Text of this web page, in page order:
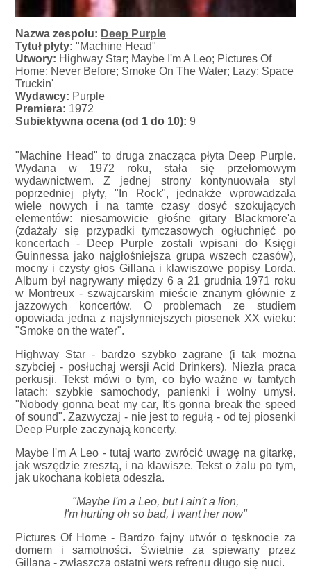
Nazwa zespołu: Deep Purple
Tytuł płyty: "Machine Head"
Utwory: Highway Star; Maybe I'm A Leo; Pictures Of
Home; Never Before; Smoke On The Water; Lazy; Space
Truckin'
Wydawcy: Purple
Premiera: 1972
Subiektywna ocena (od 1 do 10): 9
"Machine Head" to druga znacząca płyta Deep Purple.
Wydana w 1972 roku, stała się przełomowym
wydawnictwem. Z jednej strony kontynuowała styl
poprzedniej płyty, "In Rock", jednakże wprowadzała
wiele nowych i na tamte czasy dosyć szokujących
elementów: niesamowicie głośne gitary Blackmore'a
(zdażały się przypadki tymczasowych ogłuchnięć po
koncertach - Deep Purple zostali wpisani do Księgi
Guinnessa jako najgłośniejsza grupa wszech czasów),
mocny i czysty głos Gillana i klawiszowe popisy Lorda.
Album był nagrywany między 6 a 21 grudnia 1971 roku
w Montreux - szwajcarskim mieście znanym głównie z
jazzowych koncertów. O problemach ze studiem
opowiada jedna z najsłynniejszych piosenek XX wieku:
"Smoke on the water".
Highway Star - bardzo szybko zagrane (i tak można
szybciej - posłuchaj wersji Acid Drinkers). Niezła praca
perkusji. Tekst mówi o tym, co było ważne w tamtych
latach: szybkie samochody, panienki i wolny umysł.
"Nobody gonna beat my car, It's gonna break the speed
of sound". Zazwyczaj - nie jest to regułą - od tej piosenki
Deep Purple zaczynają koncerty.
Maybe I'm A Leo - tutaj warto zwrócić uwagę na gitarkę,
jak wszędzie zresztą, i na klawisze. Tekst o żalu po tym,
jak ukochana kobieta odeszła.
"Maybe I'm a Leo, but I ain't a lion,
I'm hurting oh so bad, I want her now"
Pictures Of Home - Bardzo fajny utwór o tęsknocie za
domem i samotności. Świetnie za spiewany przez
Gillana - zwłaszcza ostatni wers refrenu długo się nuci.